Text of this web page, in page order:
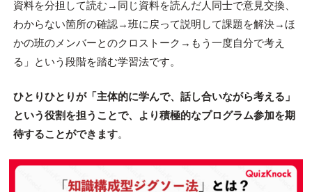
資料を分担して読む→同じ資料を読んだ人同士で意見交換、
わからない箇所の確認→班に戻って説明して課題を解決→ほ
かの班のメンバーとのクロストーク→もう一度自分で考え
る」という段階を踏む学習法です。
ひとりひとりが「主体的に学んで、話し合いながら考える」
という役割を担うことで、より積極的なプログラム参加を期
待することができます。